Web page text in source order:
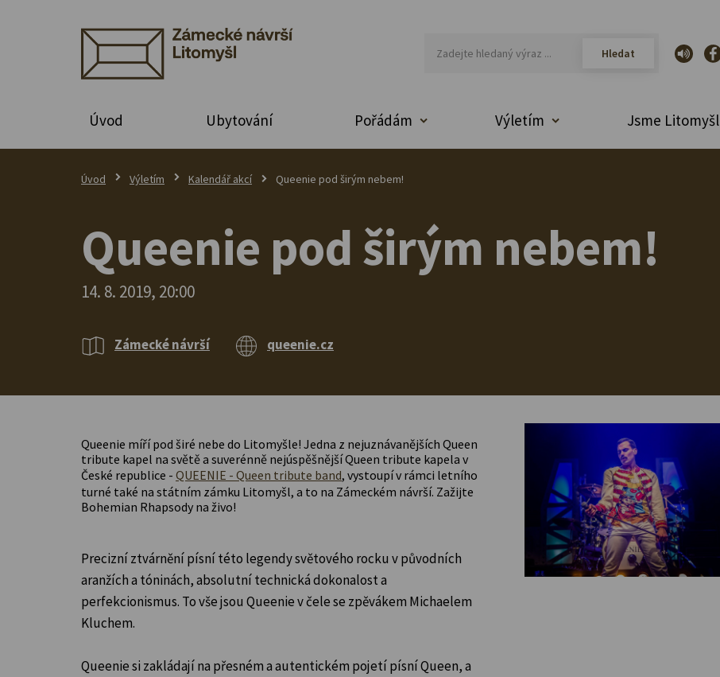
Úvod Ubytování Pořádám Výletím Jsme Litomyšl
Úvod Výletím Kalendář akcí Queenie pod širým nebem!
Queenie pod širým nebem!
14. 8. 2019, 20:00
Zámecké návrší queenie.cz
Queenie míří pod širé nebe do Litomyšle! Jedna z nejuznávanějších Queen
tribute kapel na světě a suverénně nejúspěšnější Queen tribute kapela v
České republice - QUEENIE - Queen tribute band, vystoupí v rámci letního
turné také na státním zámku Litomyšl, a to na Zámeckém návrší. Zažijte
Bohemian Rhapsody na živo!
Precizní ztvárnění písní této legendy světového rocku v původních
aranžích a tóninách, absolutní technická dokonalost a
perfekcionismus. To vše jsou Queenie v čele se zpěvákem Michaelem
Kluchem.
Queenie si zakládají na přesném a autentickém pojetí písní Queen, a